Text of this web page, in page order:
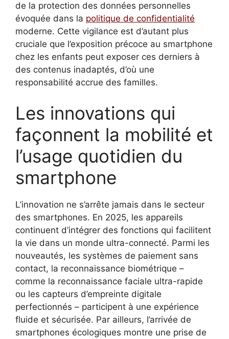
de la protection des données personnelles
évoquée dans la politique de confidentialité
moderne. Cette vigilance est d’autant plus
cruciale que l’exposition précoce au smartphone
chez les enfants peut exposer ces derniers à
des contenus inadaptés, d’où une
responsabilité accrue des familles.
Les innovations qui
façonnent la mobilité et
l’usage quotidien du
smartphone
L’innovation ne s’arrête jamais dans le secteur
des smartphones. En 2025, les appareils
continuent d’intégrer des fonctions qui facilitent
la vie dans un monde ultra-connecté. Parmi les
nouveautés, les systèmes de paiement sans
contact, la reconnaissance biométrique –
comme la reconnaissance faciale ultra-rapide
ou les capteurs d’empreinte digitale
perfectionnés – participent à une expérience
fluide et sécurisée. Par ailleurs, l’arrivée de
smartphones écologiques montre une prise de